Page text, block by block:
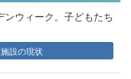
ンウィーク。子どもたち
設の現状